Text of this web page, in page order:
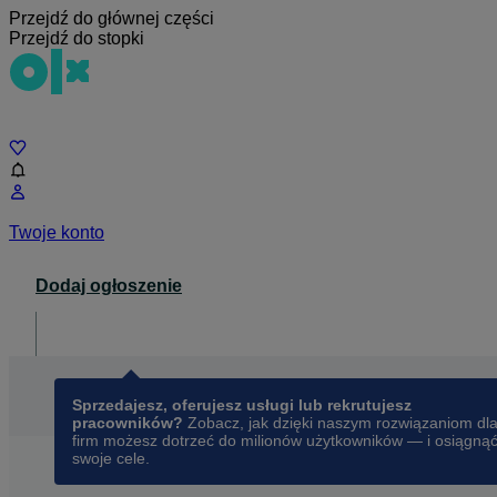
Przejdź do głównej części
Przejdź do stopki
Twoje konto
Dodaj ogłoszenie
Sprzedajesz, oferujesz usługi lub rekrutujesz
pracowników? Zobacz, jak dzięki naszym rozwiązaniom dla
firm możesz dotrzeć do milionów użytkowników — i osiągnąć
swoje cele.